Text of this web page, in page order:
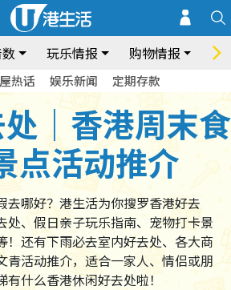
玩乐情报 购物情报 饮
热话 娱乐新闻 定期存款
｜香港周末食
点活动推介
去哪好？港生活为你搜罗香港好去
处、假日亲子玩乐指南、宠物打卡景
！还有下雨必去室内好去处、各大商
青活动推介，适合一家人、情侣或朋
什么香港休闲好去处啦！